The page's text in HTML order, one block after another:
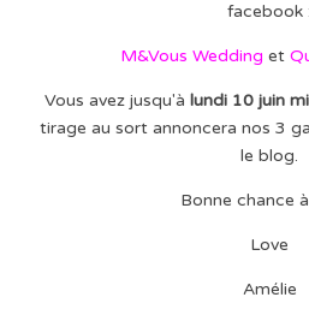
facebook :
M&Vous Wedding et
Vous avez jusqu'à lundi 10 juin
tirage au sort annoncera nos 3
le blog.
Bonne chance
Love
Amélie